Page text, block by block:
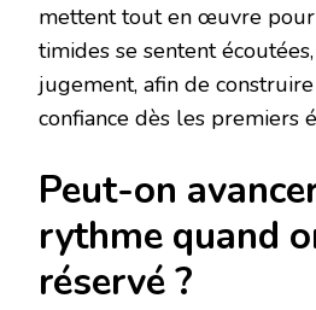
mettent tout en œuvre
timides se sentent
jugement, afin de
confiance dès les premiers
Peut-on
rythme quand
réservé ?